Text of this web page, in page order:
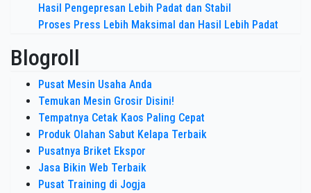
Hasil Pengepresan Lebih Padat dan Stabil
Proses Press Lebih Maksimal dan Hasil Lebih Padat
Blogroll
Pusat Mesin Usaha Anda
Temukan Mesin Grosir Disini!
Tempatnya Cetak Kaos Paling Cepat
Produk Olahan Sabut Kelapa Terbaik
Pusatnya Briket Ekspor
Jasa Bikin Web Terbaik
Pusat Training di Jogja